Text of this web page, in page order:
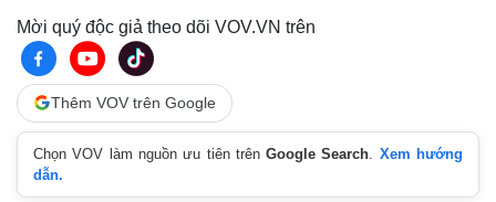
Mời quý độc giả theo dõi VOV.VN trên
Thêm VOV trên Google
Chọn VOV làm nguồn ưu tiên trênGoogle Search
Xem hướng
dẫn.